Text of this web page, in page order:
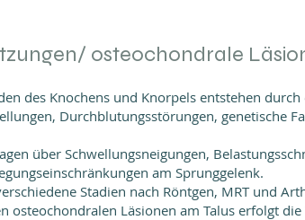
osteochondrale
des Knochens und Knorpels entstehen
Durchblutungsstörungen, genetische
über Schwellungsneigungen,
am Sprunggelenk.
Stadien nach Röntgen, MRT und
osteochondralen Läsionen am Talus erfolgt